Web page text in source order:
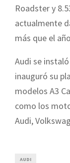
Roadster y
actualmente
más que el
Audi se
inauguró su
modelos A3
como los
Audi,
AUDI